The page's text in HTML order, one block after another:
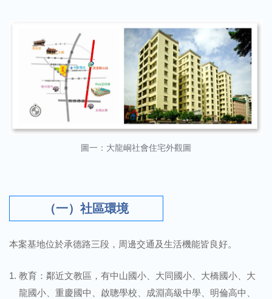
圖一：大龍峒社會住宅外觀圖
（一）社區環境
本案基地位於承德路三段，周邊交通及生活機能皆良好。
教育：鄰近文教區，有中山國小、大同國小、大橋國小、大
龍國小、重慶國中、啟聰學校、成淵高級中學、明倫高中、